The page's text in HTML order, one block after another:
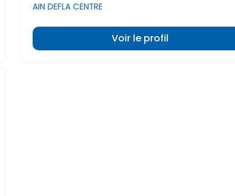
AIN DEFLA CENTRE
Voir le profil